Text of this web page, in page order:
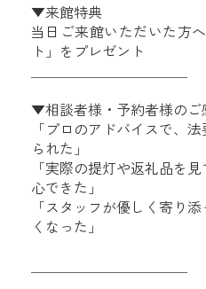
▼来館特典
当日ご来館いただいた方
ト」をプレゼント
▼相談者様・予約者様のご
「プロのアドバイスで、
られた」
「実際の提灯や返礼品を
心できた」
「スタッフが優しく寄り
くなった」